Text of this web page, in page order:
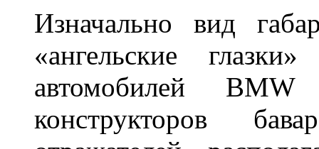
Изначально вид
«ангельские
автомобилей
конструкторов